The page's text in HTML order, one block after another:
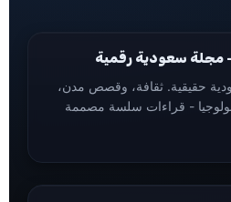
حقيقية. ثقافة، وقصص مدن،
- قراءات سلسة مصممة